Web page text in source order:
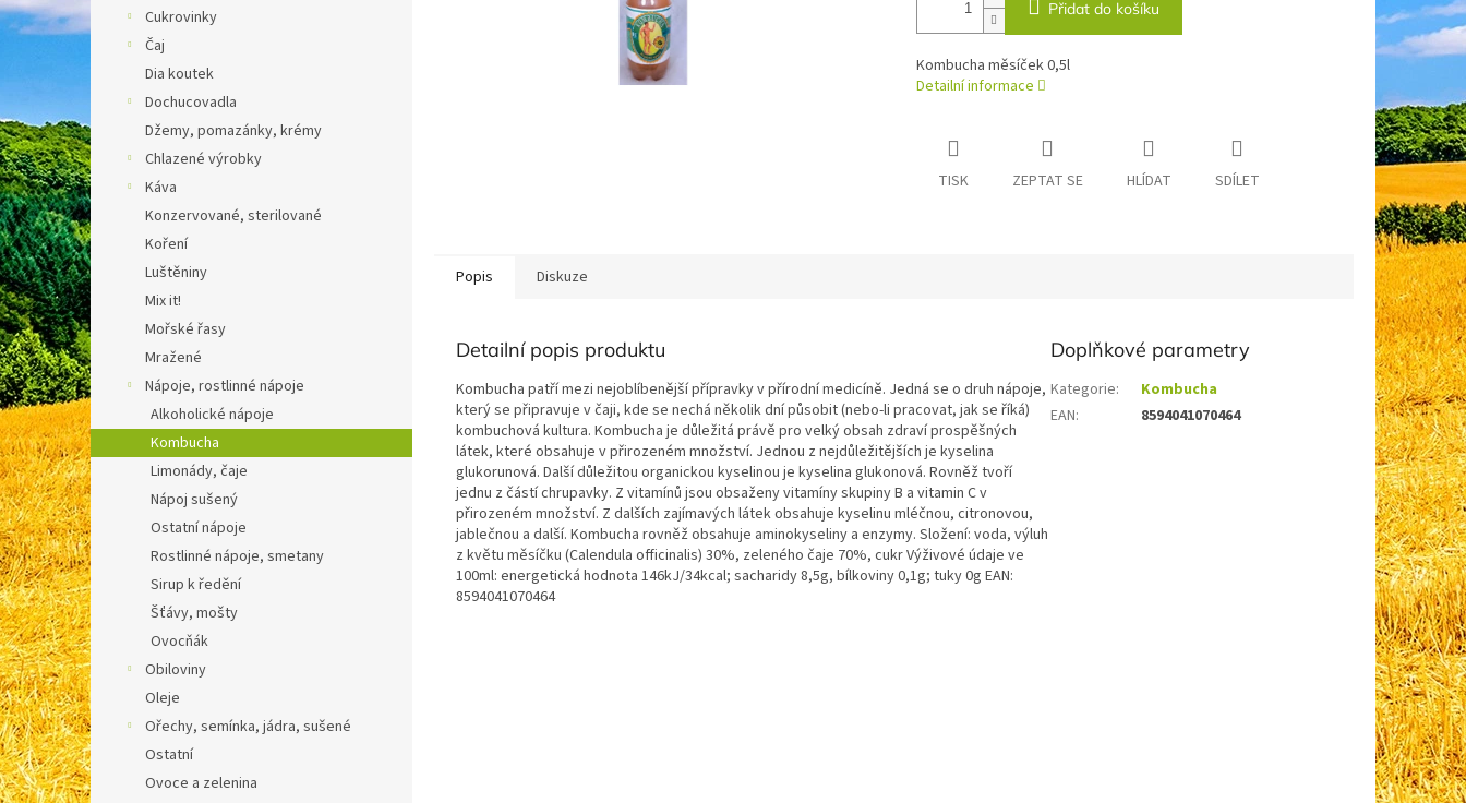
e
Cukrovinky
Čaj
Dia koutek
Dochucovadla
Džemy, pomazánky, krémy
Chlazené výrobky
Káva
Konzervované, sterilované
Koření
Luštěniny
Mix it!
Mořské řasy
Mražené
Nápoje, rostlinné nápoje
Alkoholické nápoje
Kombucha
Limonády, čaje
Nápoj sušený
Ostatní nápoje
Rostlinné nápoje, smetany
Sirup k ředění
Šťávy, mošty
Ovocňák
Obiloviny
Oleje
Ořechy, semínka, jádra, sušené
Ostatní
Ovoce a zelenina
Přidat do košíku
Kombucha měsíček 0,5l
Detailní informace
TISK ZEPTAT SE HLÍDAT SDÍLET
Popis Diskuze
Detailní popis produktu
Kombucha patří mezi nejoblíbenější přípravky v přírodní medicíně. Jedná se o druh nápoje,
který se připravuje v čaji, kde se nechá několik dní působit (nebo-li pracovat, jak se říká)
kombuchová kultura. Kombucha je důležitá právě pro velký obsah zdraví prospěšných
látek, které obsahuje v přirozeném množství. Jednou z nejdůležitějších je kyselina
glukorunová. Další důležitou organickou kyselinou je kyselina glukonová. Rovněž tvoří
jednu z částí chrupavky. Z vitamínů jsou obsaženy vitamíny skupiny B a vitamin C v
přirozeném množství. Z dalších zajímavých látek obsahuje kyselinu mléčnou, citronovou,
jablečnou a další. Kombucha rovněž obsahuje aminokyseliny a enzymy. Složení: voda, výluh
z květu měsíčku (Calendula officinalis) 30%, zeleného čaje 70%, cukr Výživové údaje ve
100ml: energetická hodnota 146kJ/34kcal; sacharidy 8,5g, bílkoviny 0,1g; tuky 0g EAN:
8594041070464
Doplňkové parametry
Kategorie:
Kombucha
EAN: 8594041070464